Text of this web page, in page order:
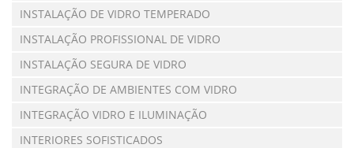
INSTALAÇÃO DE VIDRO TEMPERADO
INSTALAÇÃO PROFISSIONAL DE VIDRO
INSTALAÇÃO SEGURA DE VIDRO
INTEGRAÇÃO DE AMBIENTES COM VIDRO
INTEGRAÇÃO VIDRO E ILUMINAÇÃO
INTERIORES SOFISTICADOS